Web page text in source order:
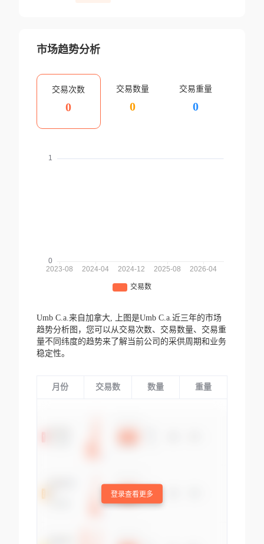
市场趋势分析
交易次数
0
交易数量
0
交易重量
0
Umb C.a.来自加拿大,
上图是Umb C.a.近三年的市场
趋势分析图，您可以从交易次数、交易数量、交易重
量不同纬度的趋势来了解当前公司的采供周期和业务
稳定性。
月份 交易数 数量 重量
登录查看更多